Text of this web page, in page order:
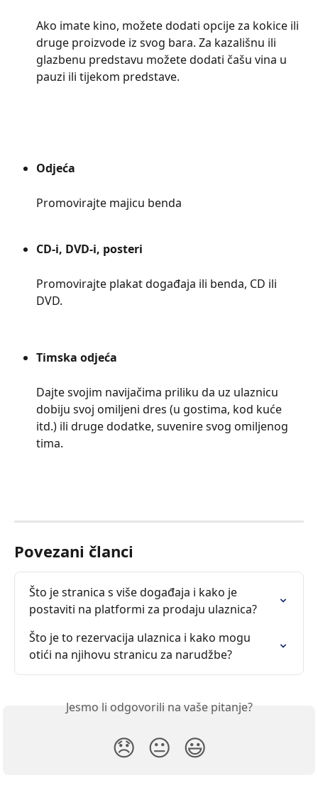
Ako imate kino, možete dodati opcije za kokice ili
druge proizvode iz svog bara. Za kazališnu ili
glazbenu predstavu možete dodati čašu vina u
pauzi ili tijekom predstave.
Odjeća
Promovirajte majicu benda
CD-i, DVD-i, posteri
Promovirajte plakat događaja ili benda, CD ili
DVD.
Timska odjeća
Dajte svojim navijačima priliku da uz ulaznicu
dobiju svoj omiljeni dres (u gostima, kod kuće
itd.) ili druge dodatke, suvenire svog omiljenog
tima.
Povezani članci
Što je stranica s više događaja i kako je
postaviti na platformi za prodaju ulaznica?
Što je to rezervacija ulaznica i kako mogu
otići na njihovu stranicu za narudžbe?
Jesmo li odgovorili na vaše pitanje?
😞 😐 😃